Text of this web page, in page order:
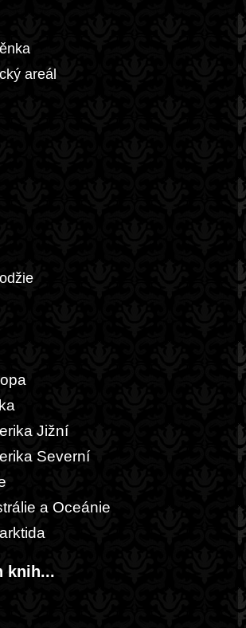
areál
Jižní
Severní
a Oceánie
knih...